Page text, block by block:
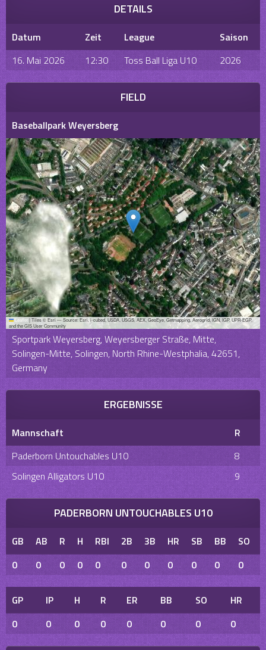
DETAILS
Datum Zeit League
Saison
16. Mai 2026
12:30 Toss Ball Liga U10 2026
FIELD
Baseballpark Weyersberg
Leaflet |Tiles © Esri — Source: Esri, i-cubed, USDA, USGS, AEX, GeoEye, Getmapping, Aerogrid, IGN, IGP, UPR-EGP,
and the GIS User Community
Sportpark Weyersberg, Weyersberger Straße, Mitte,
Solingen-Mitte, Solingen, North Rhine-Westphalia, 42651,
Germany
ERGEBNISSE
Mannschaft
R
Paderborn Untouchables U10
8
Solingen Alligators U10
9
PADERBORN UNTOUCHABLES U10
GB AB R H RBI 2B 3B HR SB BB SO
0
0 0 0 0 0 0 0 0 0 0
GP IP H R ER BB SO
HR
0
0 0 0 0 0 0 0